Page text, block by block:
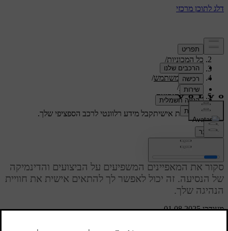
תמיכה/
כל המכוניות/
XC60 2027
/
מדריך למשתמש/
נסיעה/
מאפייני הנסיעה
תמיכה מותאמת אישיתקבל מידע רלוונטי לרכב הספציפי שלך.
התחבר
מעודכן 01.08.2025
מאפייני הנסיעה
סקור את המאפיינים המשפיעים על הביצועים והדינמיקה
של הנסיעה. זה יכול לאפשר לך להתאים אישית את חוויית
הנהיגה שלך.